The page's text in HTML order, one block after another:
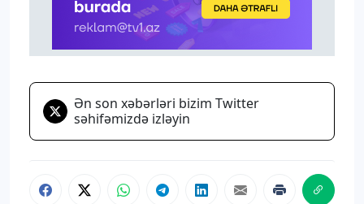
Ən son xəbərləri bizim Twitter
səhifəmizdə izləyin